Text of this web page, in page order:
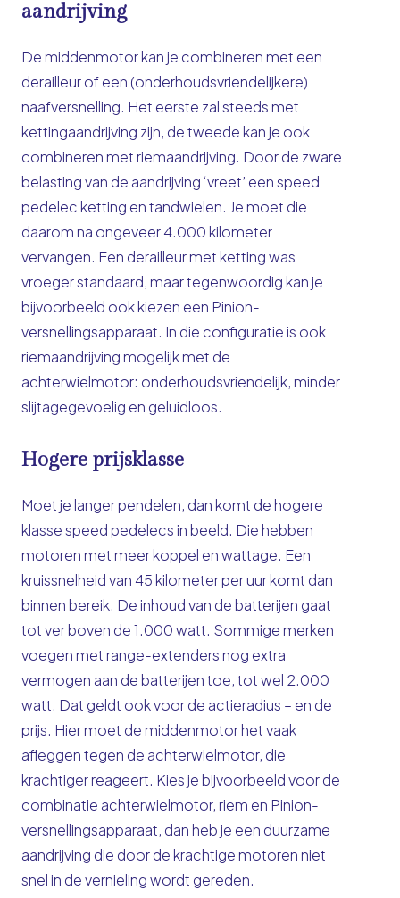
aandrijving
De middenmotor kan je combineren met een
derailleur of een (onderhoudsvriendelijkere)
naafversnelling. Het eerste zal steeds met
kettingaandrijving zijn, de tweede kan je ook
combineren met riemaandrijving. Door de zware
belasting van de aandrijving ‘vreet’ een speed
pedelec ketting en tandwielen. Je moet die
daarom na ongeveer 4.000 kilometer
vervangen. Een derailleur met ketting was
vroeger standaard, maar tegenwoordig kan je
bijvoorbeeld ook kiezen een Pinion-
versnellingsapparaat. In die configuratie is ook
riemaandrijving mogelijk met de
achterwielmotor: onderhoudsvriendelijk, minder
slijtagegevoelig en geluidloos.
Hogere prijsklasse
Moet je langer pendelen, dan komt de hogere
klasse speed pedelecs in beeld. Die hebben
motoren met meer koppel en wattage. Een
kruissnelheid van 45 kilometer per uur komt dan
binnen bereik. De inhoud van de batterijen gaat
tot ver boven de 1.000 watt. Sommige merken
voegen met range-extenders nog extra
vermogen aan de batterijen toe, tot wel 2.000
watt. Dat geldt ook voor de actieradius – en de
prijs. Hier moet de middenmotor het vaak
afleggen tegen de achterwielmotor, die
krachtiger reageert. Kies je bijvoorbeeld voor de
combinatie achterwielmotor, riem en Pinion-
versnellingsapparaat, dan heb je een duurzame
aandrijving die door de krachtige motoren niet
snel in de vernieling wordt gereden.